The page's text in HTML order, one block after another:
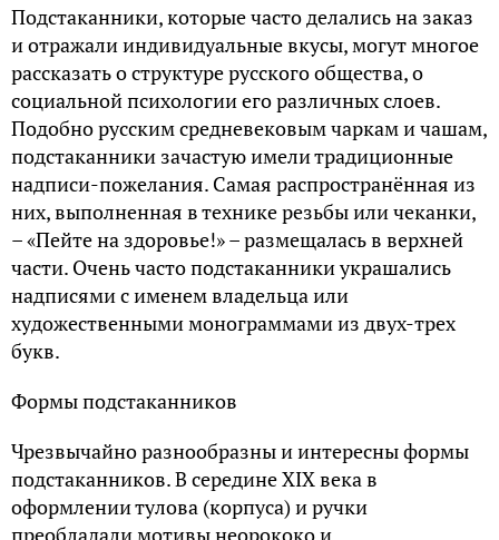
Подстаканники, которые часто делались на заказ
и отражали индивидуальные вкусы, могут многое
рассказать о структуре русского общества, о
социальной психологии его различных слоев.
Подобно русским средневековым чаркам и чашам,
подстаканники зачастую имели традиционные
надписи-пожелания. Самая распространённая из
них, выполненная в технике резьбы или чеканки,
– «Пейте на здоровье!» – размещалась в верхней
части. Очень часто подстаканники украшались
надписями с именем владельца или
художественными монограммами из двух-трех
букв.
Формы подстаканников
Чрезвычайно разнообразны и интересны формы
подстаканников. В середине XIX века в
оформлении тулова (корпуса) и ручки